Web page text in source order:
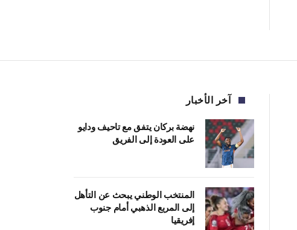
آخر الأخبار
نهضة بركان يتفق مع تاحيف ودايو
على العودة إلى الفريق
المنتخب الوطني يبحث عن التأهل
إلى المربع الذهبي أمام جنوب
إفريقيا